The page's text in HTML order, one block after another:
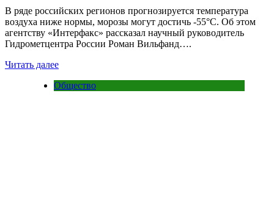
В ряде российских регионов прогнозируется температура
воздуха ниже нормы, морозы могут достичь -55°С. Об этом
агентству «Интерфакс» рассказал научный руководитель
Гидрометцентра России Роман Вильфанд….
Читать далее
Общество